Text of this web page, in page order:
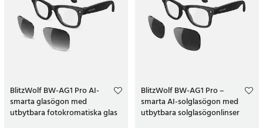
BlitzWolf BW-AG1 Pro AI-
smarta glasögon med
utbytbara fotokromatiska glas
BlitzWolf BW-AG1 Pro –
smarta AI-solglasögon med
utbytbara solglasögonlinser